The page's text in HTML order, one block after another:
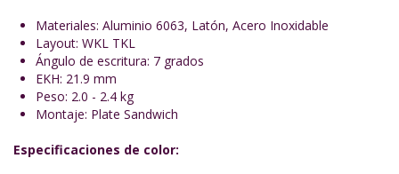
Materiales: Aluminio 6063, Latón, Acero Inoxidable
Layout: WKL TKL
Ángulo de escritura: 7 grados
EKH: 21.9 mm
Peso: 2.0 - 2.4 kg
Montaje: Plate Sandwich
Especificaciones de color: